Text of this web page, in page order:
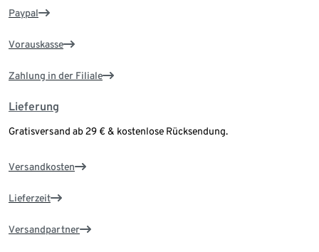
Paypal
Vorauskasse
Zahlung in der Filiale
Lieferung
Gratisversand ab 29 € & kostenlose Rücksendung.
Versandkosten
Lieferzeit
Versandpartner